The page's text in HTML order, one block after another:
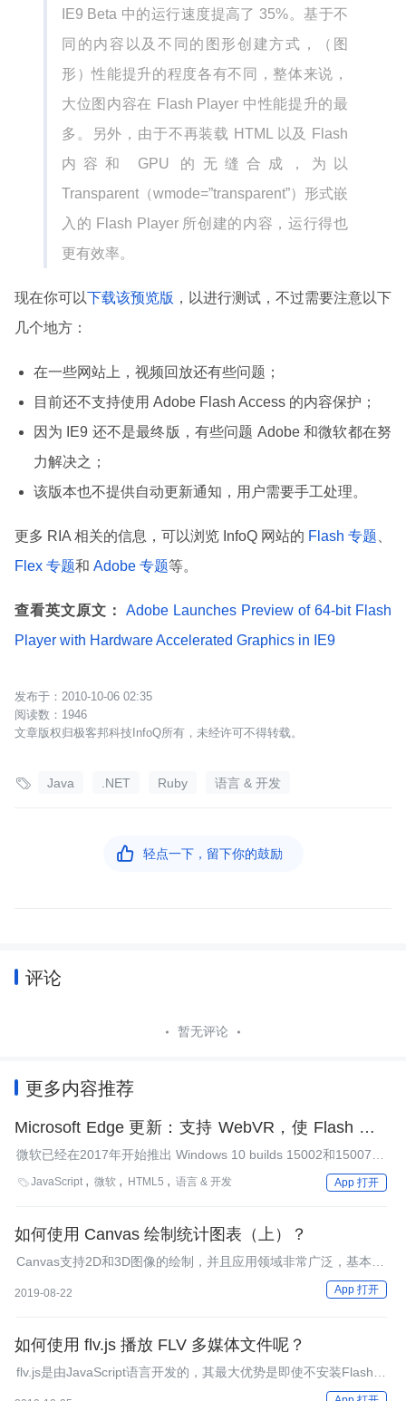
IE9 Beta 中的运行速度提高了 35%。基于不
同的内容以及不同的图形创建方式，（图
形）性能提升的程度各有不同，整体来说，
大位图内容在 Flash Player 中性能提升的最
多。另外，由于不再装载 HTML 以及 Flash
内容和 GPU 的无缝合成，为以
Transparent（wmode=”transparent”）形式嵌
入的 Flash Player 所创建的内容，运行得也
更有效率。
现在你可以下载该预览版 ，以进行测试，不过需要注意以下
几个地方：
在一些网站上，视频回放还有些问题；
目前还不支持使用 Adobe Flash Access 的内容保护；
因为 IE9 还不是最终版，有些问题 Adobe 和微软都在努
力解决之；
该版本也不提供自动更新通知，用户需要手工处理。
更多 RIA 相关的信息，可以浏览 InfoQ 网站的 Flash 专题
Flex 专题和 Adobe 专题等。
查看英文原文：
Adobe Launches Preview of 64-bit Flash
Player with Hardware Accelerated Graphics in IE9
2010-10-06 02:35
1946
文章版权归极客邦科技InfoQ所有，未经许可不得转载。
 Java .NET Ruby 语言 & 开发
 轻点一下，留下你的鼓励
评论
暂无评论
更多内容推荐
Microsoft Edge 更新：支持 WebVR，使 Flash 可以
即点即运行
微软已经在2017年开始推出 Windows 10 builds 15002和15007给
最终用户，针对Edge多进程模型、即点即用的Flash内容和对
WebVR更新的支持为开发人员提供了一个全新的UWP架构。
JavaScript 微软 HTML5 语言 & 开发 App 打开
如何使用 Canvas 绘制统计图表（上）？
Canvas支持2D和3D图像的绘制，并且应用领域非常广泛，基本上
2019-08-22 App 打开
如何使用 flv.js 播放 FLV 多媒体文件呢？
flv.js是由JavaScript语言开发的，其最大优势是即使不安装Flash插